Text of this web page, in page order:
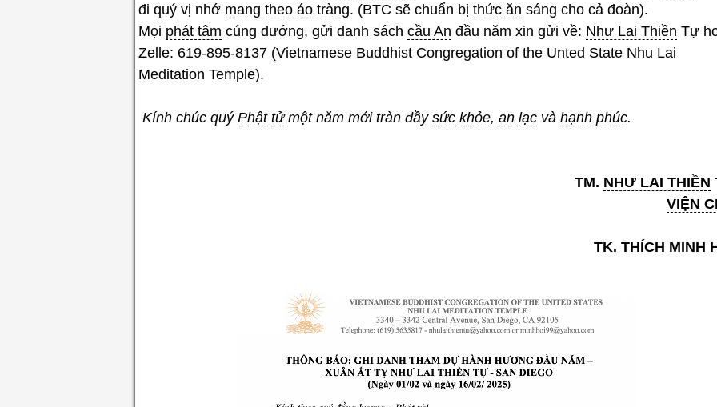
đi quý vị nhớ mang theo áo tràng. (BTC sẽ chuẩn bị thức ăn sáng cho cả đoàn).
Mọi phát tâm cúng dướng, gửi danh sách cầu An đầu năm xin gửi về: Như Lai Thiền Tự
Zelle: 619-895-8137 (Vietnamese Buddhist Congregation of the Unted State Nhu Lai
Meditation Temple).
Kính chúc quý Phật tửmột năm mới tràn đầy sức khỏe, an lạc và hạnh phúc.
TM. NHƯ LAI THIỀN
VIỆN
TK. THÍCH MINH